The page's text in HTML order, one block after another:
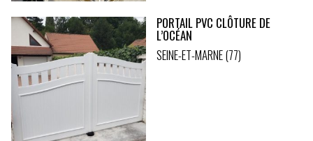
PORTAIL PVC CLÔTURE DE
L’OCÉAN
SEINE-ET-MARNE (77)